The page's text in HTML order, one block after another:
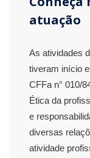
atuação
As atividades
tiveram início
CFFa n° 010/
Ética da
e
diversas
atividade